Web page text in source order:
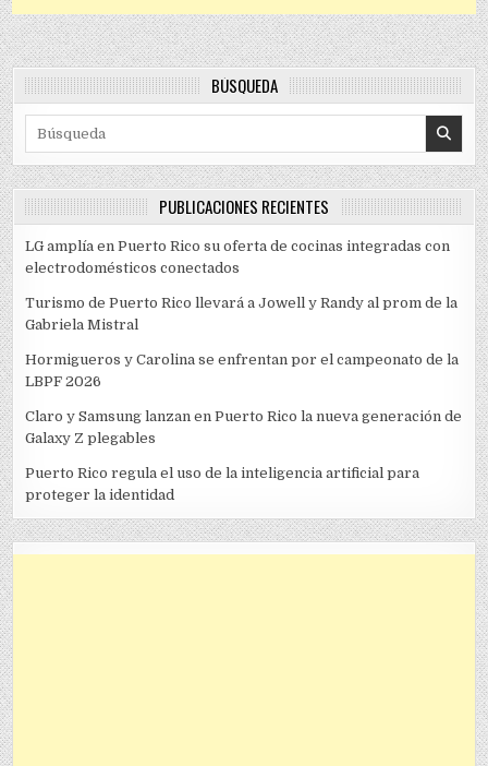
BÚSQUEDA
PUBLICACIONES RECIENTES
LG amplía en Puerto Rico su oferta de cocinas integradas con
electrodomésticos conectados
Turismo de Puerto Rico llevará a Jowell y Randy al prom de la
Gabriela Mistral
Hormigueros y Carolina se enfrentan por el campeonato de la
LBPF 2026
Claro y Samsung lanzan en Puerto Rico la nueva generación de
Galaxy Z plegables
Puerto Rico regula el uso de la inteligencia artificial para
proteger la identidad